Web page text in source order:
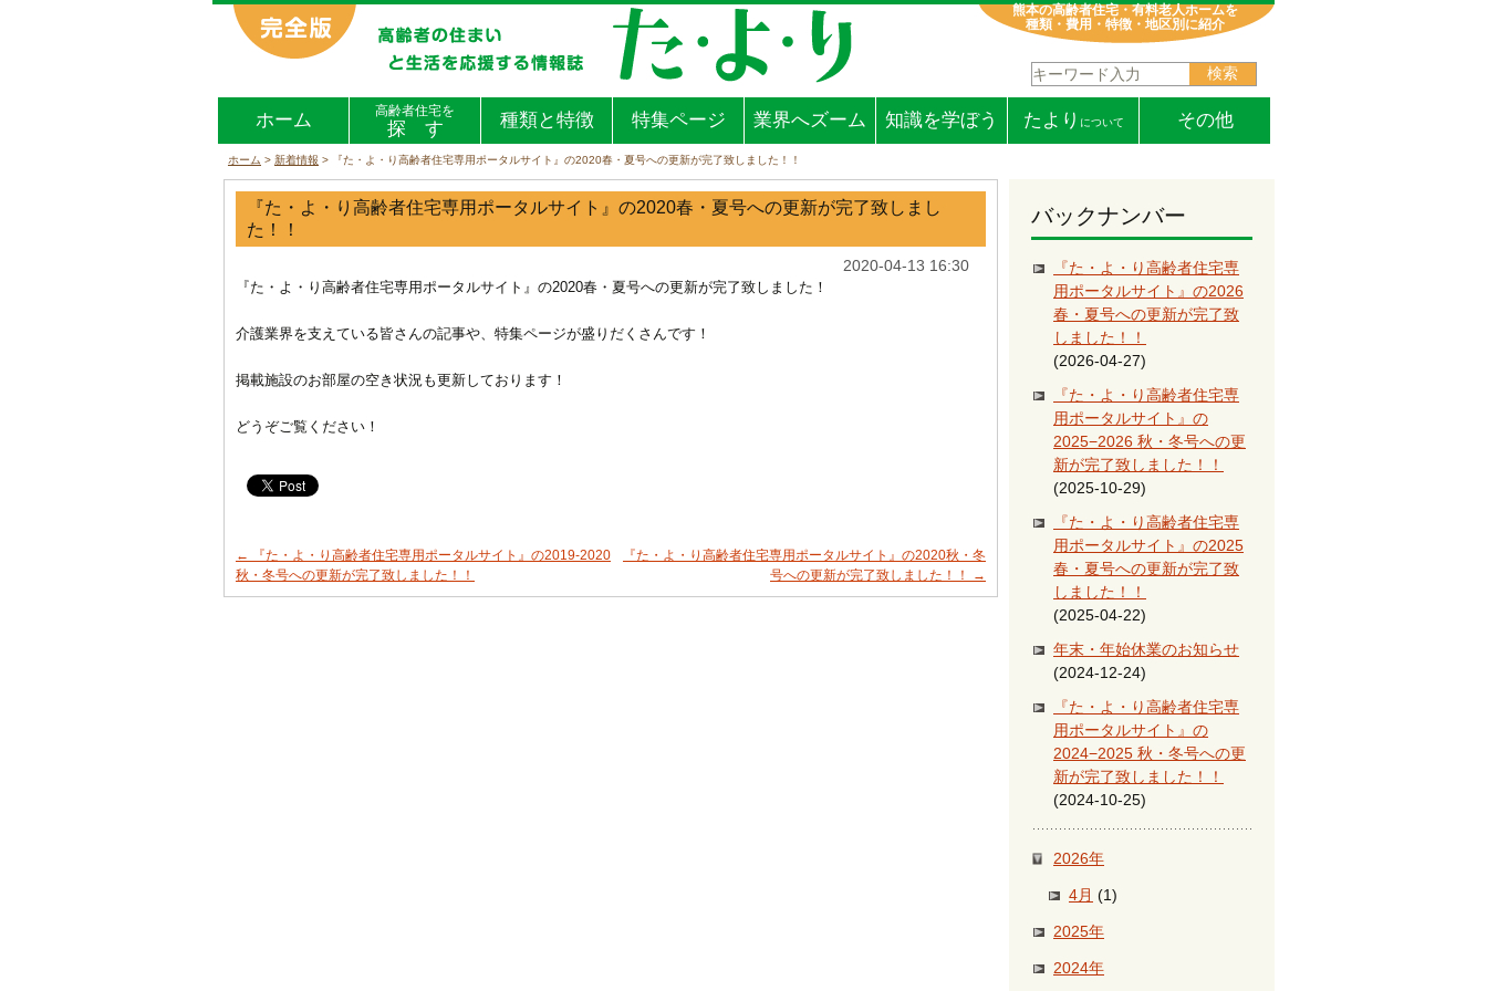
熊本の高齢者住宅・有料老人ホームを
種類・費用・特徴・地区別に紹介
ホーム 高齢者住宅を
探 す 種類と特徴 特集ページ 業界へズーム 知識を学ぼう たより について その他
ホーム > 新着情報 > 『た・よ・り高齢者住宅専用ポータルサイト』の2020春・夏号への更新が完了致しました！！
『た・よ・り高齢者住宅専用ポータルサイト』の2020春・夏号への更新が完了致しまし
た！！
2020-04-13 16:30
『た・よ・り高齢者住宅専用ポータルサイト』の2020春・夏号への更新が完了致しました！
介護業界を支えている皆さんの記事や、特集ページが盛りだくさんです！
掲載施設のお部屋の空き状況も更新しております！
どうぞご覧ください！
←
『た・よ・り高齢者住宅専用ポータルサイト』の2019-2020
秋・冬号への更新が完了致しました！！
『た・よ・り高齢者住宅専用ポータルサイト』の2020秋・冬
号への更新が完了致しました！！
→
バックナンバー
『た・よ・り高齢者住宅専
用ポータルサイト』の2026
春・夏号への更新が完了致
しました！！
(2026-04-27)
『た・よ・り高齢者住宅専
用ポータルサイト』の
2025−2026 秋・冬号への更
新が完了致しました！！
(2025-10-29)
『た・よ・り高齢者住宅専
用ポータルサイト』の2025
春・夏号への更新が完了致
しました！！
(2025-04-22)
年末・年始休業のお知らせ
(2024-12-24)
『た・よ・り高齢者住宅専
用ポータルサイト』の
2024−2025 秋・冬号への更
新が完了致しました！！
(2024-10-25)
2026年
4月 (1)
2025年
2024年